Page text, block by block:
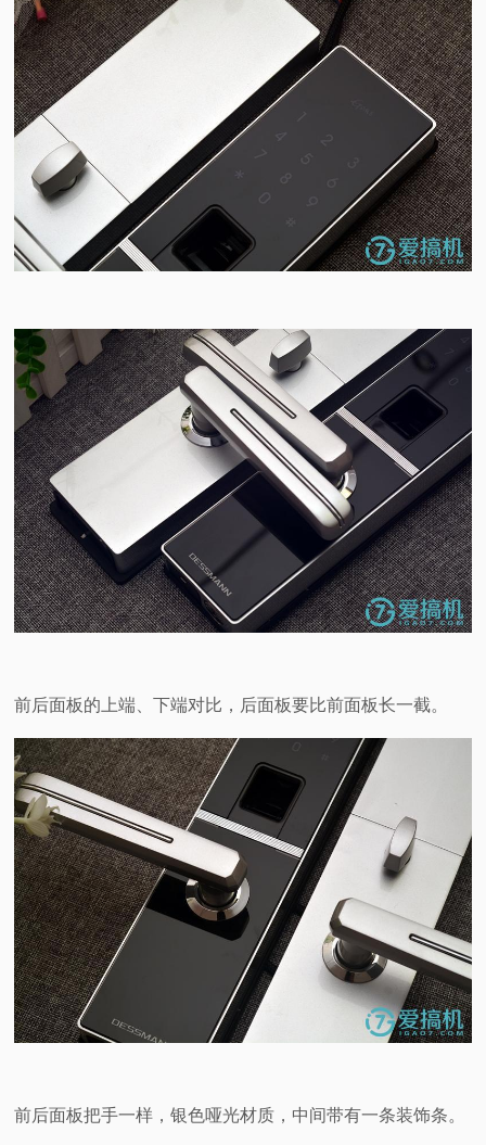
前后面板的上端、下端对比，后面板要比前面板长一截。
前后面板把手一样，银色哑光材质，中间带有一条装饰条。